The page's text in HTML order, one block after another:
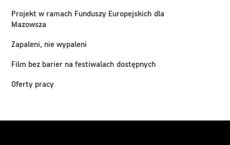
Projekt w ramach Funduszy Europejskich dla
Mazowsza
Zapaleni, nie wypaleni
Film bez barier na festiwalach dostępnych
Oferty pracy